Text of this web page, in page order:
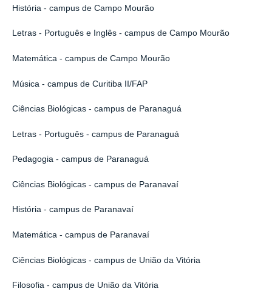
História - campus de Campo Mourão
Letras - Português e Inglês - campus de Campo Mourão
Matemática - campus de Campo Mourão
Música - campus de Curitiba II/FAP
Ciências Biológicas - campus de Paranaguá
Letras - Português - campus de Paranaguá
Pedagogia - campus de Paranaguá
Ciências Biológicas - campus de Paranavaí
História - campus de Paranavaí
Matemática - campus de Paranavaí
Ciências Biológicas - campus de União da Vitória
Filosofia - campus de União da Vitória